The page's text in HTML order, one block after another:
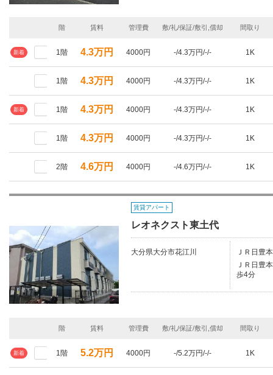
階 賃料 管理費 敷/礼/保証/敷引,償却 間取り
新着 1階 4.3万円 4000円 -/4.3万円/-/- 1K
1階 4.3万円 4000円 -/4.3万円/-/- 1K
新着 1階 4.3万円 4000円 -/4.3万円/-/- 1K
1階 4.3万円 4000円 -/4.3万円/-/- 1K
2階 4.6万円 4000円 -/4.6万円/-/- 1K
賃貸アパート
レオネクスト東土代
大分県大分市花江川
ＪＲ日豊
ＪＲ日豊
歩4分
階 賃料 管理費 敷/礼/保証/敷引,償却 間取り
新着 1階 5.2万円 4000円 -/5.2万円/-/- 1K